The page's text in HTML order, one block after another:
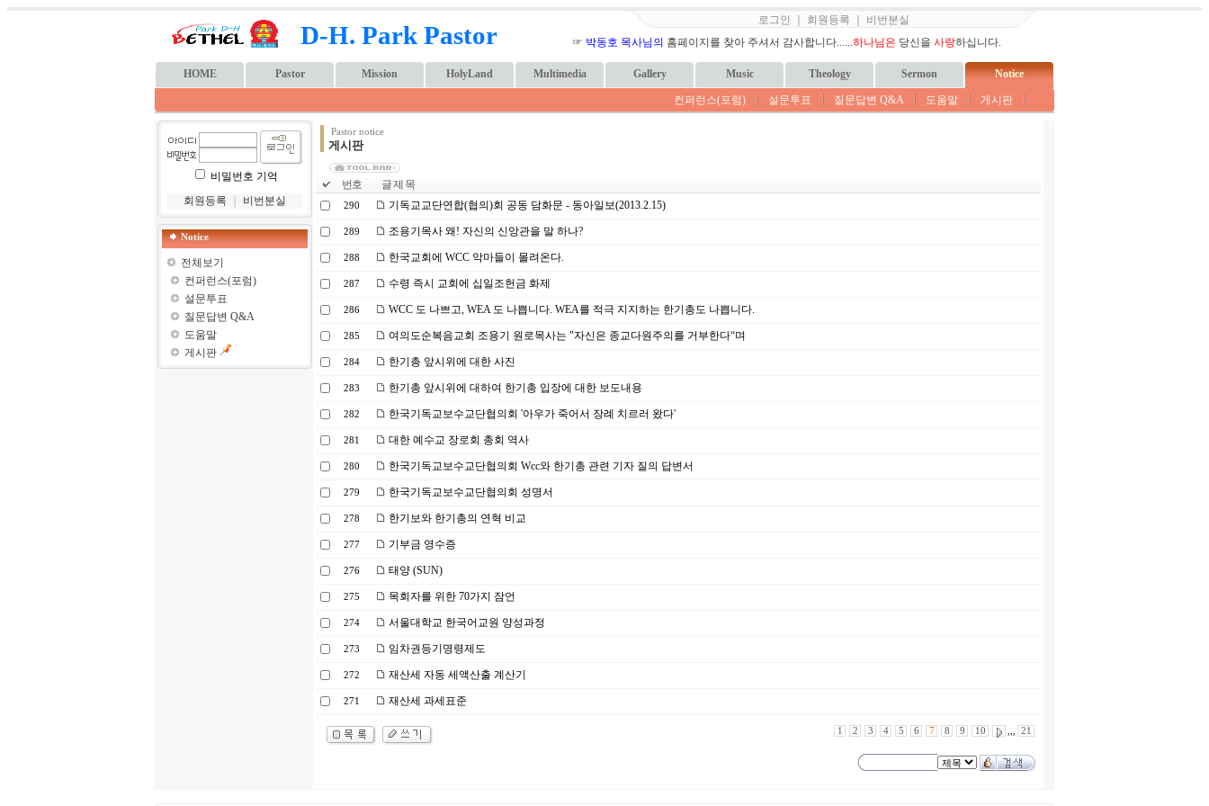
D-H. Park Pastor
로그인 회원등록
비번분실
☞ 박동호 목사님의 홈페이지를 찾아 주셔서 감사합니다......하나님은 당신을 사랑하십니다.
HOME Pastor Mission HolyLand Multimedia Gallery Music Theology Sermon Notice
컨퍼런스(포럼) 설문투표 질문답변 Q&A 도움말 게시판
비밀번호 기억
회원등록
비번분실
Notice
전체보기
컨퍼런스(포럼)
설문투표
질문답변 Q&A
도움말
게시판
Pastor notice
게시판
번호 글 제 목
290 기독교교단연합(협의)회 공동 담화문 - 동아일보(2013.2.15)
289 조용기목사 왜! 자신의 신앙관을 말 하나?
288 한국교회에 WCC 악마들이 몰려온다.
287 수령 즉시 교회에 십일조헌금 화제
286 WCC 도 나쁘고, WEA 도 나쁩니다. WEA를 적극 지지하는 한기총도 나쁩니다.
285 여의도순복음교회 조용기 원로목사는 "자신은 종교다원주의를 거부한다“며
284 한기총 앞시위에 대한 사진
283 한기총 앞시위에 대하여 한기총 입장에 대한 보도내용
282 한국기독교보수교단협의회 '아우가 죽어서 장례 치르러 왔다'
281 대한 예수교 장로회 총회 역사
280 한국기독교보수교단협의회 Wcc와 한기총 관련 기자 질의 답변서
279 한국기독교보수교단협의회 성명서
278 한기보와 한기총의 연혁 비교
277 기부금 영수증
276 태양 (SUN)
275 목회자를 위한 70가지 잠언
274 서울대학교 한국어교원 양성과정
273 임차권등기명령제도
272 재산세 자동 세액산출 계산기
271 재산세 과세표준
1 2 3 4 5 6 7 8 9 10 ,,, 21